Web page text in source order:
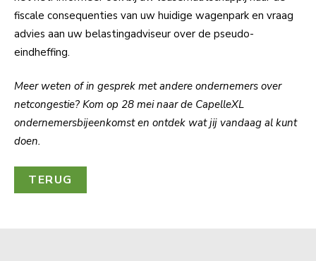
fiscale consequenties van uw huidige wagenpark en vraag
advies aan uw belastingadviseur over de pseudo-
eindheffing.
Meer weten of in gesprek met andere ondernemers over
netcongestie? Kom op 28 mei naar de CapelleXL
ondernemersbijeenkomst en ontdek wat jij vandaag al kunt
doen.
TERUG